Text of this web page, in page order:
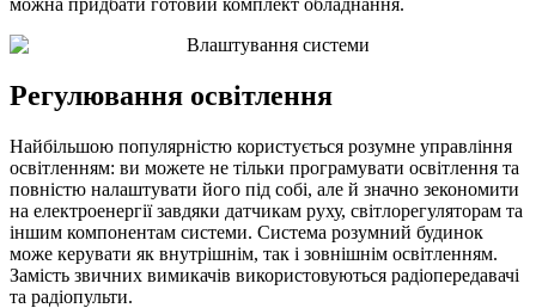
Регулювання освітлення
Найбільшою популярністю користується розумне управління
освітленням: ви можете не тільки програмувати освітлення та
повністю налаштувати його під собі, але й значно зекономити
на електроенергії завдяки датчикам руху, світлорегуляторам та
іншим компонентам системи. Система розумний будинок
може керувати як внутрішнім, так і зовнішнім освітленням.
Замість звичних вимикачів використовуються радіопередавачі
та радіопульти.